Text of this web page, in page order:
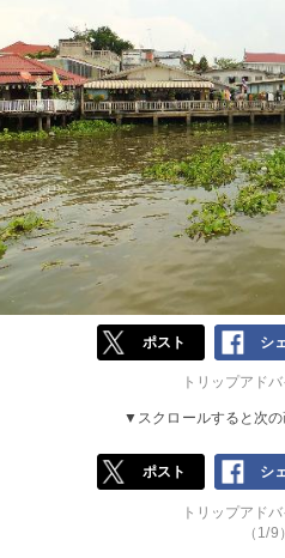
ポスト シ
トリップアド
▼スクロールすると次
ポスト シ
トリップアド
（1/9）